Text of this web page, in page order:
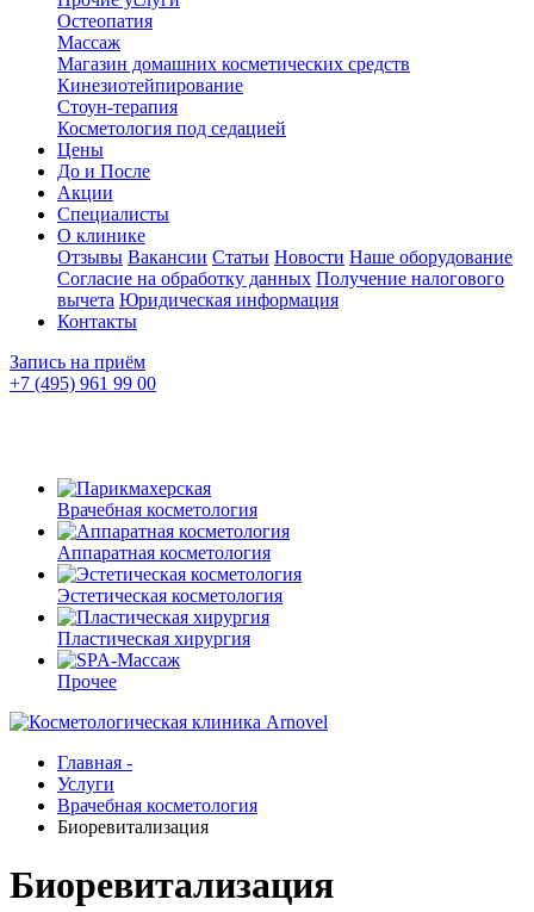
Остеопатия
Массаж
Магазин домашних косметических средств
Кинезиотейпирование
Стоун-терапия
Косметология под седацией
Цены
До и После
Акции
Специалисты
О клинике
Отзывы Вакансии Статьи Новости Наше оборудование
Согласие на обработку данных Получение налогового
вычета Юридическая информация
Контакты
Запись на приём
+7 (495) 961 99 00
Врачебная косметология
Аппаратная косметология
Эстетическая косметология
Пластическая хирургия
Прочее
Главная -
Услуги
Врачебная косметология
Биоревитализация
Биоревитализация